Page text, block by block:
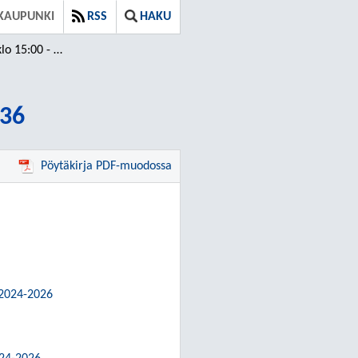
RSS HAKU
- 16:36
Pöytäkirja PDF-muodossa
2026